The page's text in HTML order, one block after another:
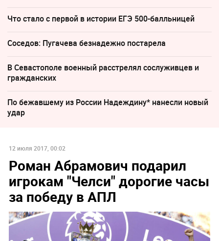
Что стало с первой в истории ЕГЭ 500-балльницей
Соседов: Пугачева безнадежно постарела
В Севастополе военный расстрелял сослуживцев и
гражданских
По бежавшему из России Надеждину* нанесли новый
удар
12 июля 2017, 00:02
Роман Абрамович подарил
игрокам "Челси" дорогие часы
за победу в АПЛ